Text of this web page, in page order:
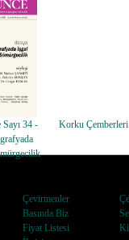
34 -
Korku Çemberleri
Çevirmenler
Basında Biz
Fiyat Listesi